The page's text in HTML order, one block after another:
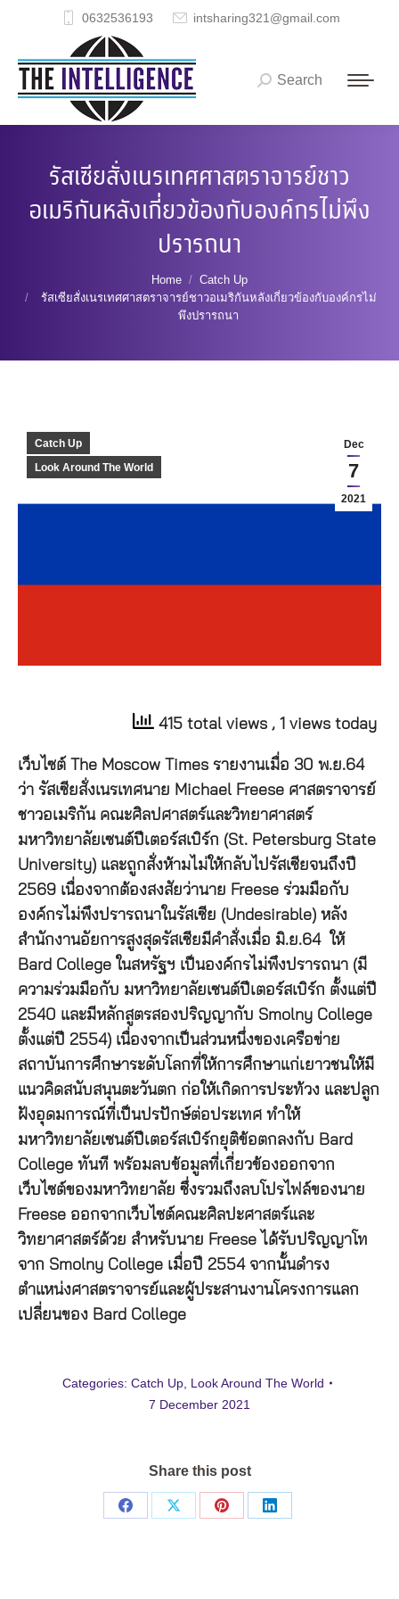
0632536193 intsharing321@gmail.com
Search:
Search
รัสเซียสั่งเนรเทศศาสตราจารย์ชาว
อเมริกันหลังเกี่ยวข้องกับองค์กรไม่พึง
ปรารถนา
Home
Catch Up
รัสเซียสั่งเนรเทศศาสตราจารย์ชาวอเมริกันหลังเกี่ยวข้องกับองค์กรไม่
พึงปรารถนา
Dec
7
2021
Catch Up
Look Around The World
415 total views , 1 views today
เว็บไซต์ The Moscow Times รายงานเมื่อ 30 พ.ย.64
ว่า รัสเซียสั่งเนรเทศนาย Michael Freese ศาสตราจารย์
ชาวอเมริกัน คณะศิลปศาสตร์และวิทยาศาสตร์
มหาวิทยาลัยเซนต์ปีเตอร์สเบิร์ก (St. Petersburg State
University) และถูกสั่งห้ามไม่ให้กลับไปรัสเซียจนถึงปี
2569 เนื่องจากต้องสงสัยว่านาย Freese ร่วมมือกับ
องค์กรไม่พึงปรารถนาในรัสเซีย (Undesirable) หลัง
สำนักงานอัยการสูงสุดรัสเซียมีคำสั่งเมื่อ มิ.ย.64 ให้
Bard College ในสหรัฐฯ เป็นองค์กรไม่พึงปรารถนา (มี
ความร่วมมือกับ มหาวิทยาลัยเซนต์ปีเตอร์สเบิร์ก ตั้งแต่ปี
2540 และมีหลักสูตรสองปริญญากับ Smolny College
ตั้งแต่ปี 2554) เนื่องจากเป็นส่วนหนึ่งของเครือข่าย
สถาบันการศึกษาระดับโลกที่ให้การศึกษาแก่เยาวชนให้มี
แนวคิดสนับสนุนตะวันตก ก่อให้เกิดการประท้วง และปลูก
ฝังอุดมการณ์ที่เป็นปรปักษ์ต่อประเทศ ทำให้
มหาวิทยาลัยเซนต์ปีเตอร์สเบิร์กยุติข้อตกลงกับ Bard
College ทันที พร้อมลบข้อมูลที่เกี่ยวข้องออกจาก
เว็บไซต์ของมหาวิทยาลัย ซึ่งรวมถึงลบโปรไฟล์ของนาย
Freese ออกจากเว็บไซต์คณะศิลปะศาสตร์และ
วิทยาศาสตร์ด้วย สำหรับนาย Freese ได้รับปริญญาโท
จาก Smolny College เมื่อปี 2554 จากนั้นดำรง
ตำแหน่งศาสตราจารย์และผู้ประสานงานโครงการแลก
เปลี่ยนของ Bard College
Categories: Catch Up, Look Around The World
7 December 2021
Share this post
Share
Share
Share
Share